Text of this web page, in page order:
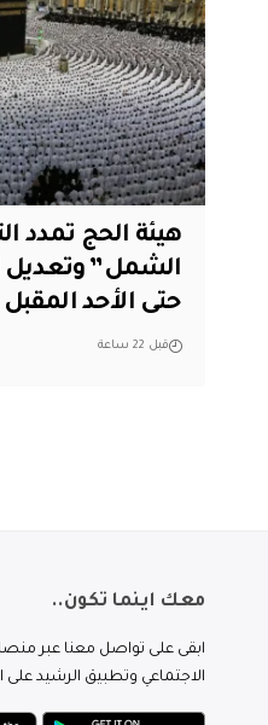
هيئة الحج تمدد
الشمل” وتعديل
حتى الأحد المقبل
قبل 22 ساعة
معك اينما تكون..
ابقى على تواصل معنا عبر
الاجتماعي وتطبيق الرشيد على